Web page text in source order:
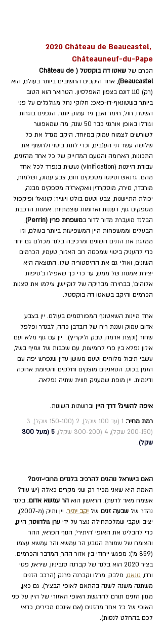
2020 Château de Beaucastel,
Châteauneuf-du-Pape
הכרם של
שאטו דה בוקסטל (Château de
Beaucastel) , אחד היקבים החשובים ביותר בעולם, הוא
(רק) 110 דונם בצפון האפלסיון. הטרואר הוא הטוב
ביותר בשטונאף-דו-פאפ: חלוקי נחל מגולגלים על פני
השטח, חול, חימר ואבן גיר עמוק יותר. הגפנים בוגרות
וגודלו באופן אורגני כבר 50 שנה, מה שמאפשר
לשורשים לצמוח עמוק במיוחד. היקב מגדל את כל
שלושה עשר זני הענבים, וכדי לתת ביטוי ולחשוף את
התכונות, הארומה והטעם המדוייק של כל אחד מהזנים,
עבודת הייננות (vinification) נעשית בנפרד לכל אחד
מהם. גרנאש וסינסו מספקים חום, צבע עמוק, ושלמות,
מורבדר, סירה, מוסקרדין וואקארז'ה מספקים מבנה,
יכולת התיישנות, צבע וטעם בולט וישיר; קונואז' ופיקפול
מספקים גוף, רעננות וארומות עוצמתיות. אמנות הרכבת
הבלנד מועברת מדור לדור במשפחת פרין (Perrin)
,
הבעלים וממשפחות היין המשפיעות ביותר בעולם, וזו
ממזגת את הזנים השונים ומרכיבה בלנד מכולם גם יחד
כדי להעניק ביטוי שמכסה רוב האזור, טעמיו, הכרמים
השונים, ואולי גם את ההיסטוריה שלו. התוצאה היא
יצירת אמנות של ממש, עד כדי כך שאפילו ב'טיפות
אלוהים', בבחירה מבריקה של לוקיישן, צילמו את סצנות
הכרמים והיקב בשאטו דה בוקסטל.
אחד מיינות השאטונף המפורסמים בעולם. יין בצבע
אדום עמוק ועננת ריח של דובדבן כהה, לבנדר ופלפל
שחור (וקצת אדמה, טבק וליקריץ). יין עם גוף מלא ועם
איזון נפלא בין פרי לחמיצות, עם שכבות של שזיף בשל,
עשבי תיבול מלוחים וטעם מעושן עדין שנפרש יפה עם
הזמן בכוס. הטאנינים מוצקים וחלקים והסיומת ארוכה
ודינמית. יין מופת שמעניק חווית שתיה נפלאה.
איפה להשיג? דרך היין וברשתות השונות.
רמת מחיר:
(200-150 שקל),
שקל).
האם בישראל נוהגים להרכיב בלנדים מרובי-זנים?
האמת היא שאני מכיר רק שני מקרים כאלה (יש עוד?
אשמח מאד לדעת). הראשון הוא הר עמשא אדום; בלנד
נהדר של שבעה זנים של יקב יתיר
. יין ותיק (מ-2007),
יציב ועקבי שמלכתחילה נוצר על ידי ערן גולדווסר, היינן,
כדי להבליט את האופי 'היתירי', הנוף הפראי, ההר
והצומח של שמורת הטבע הר עמשא והר עמשא עצמו
(859 מ'); מפגש ייחודי בין אזור ההר, המדבר והכרמים.
בציר 2020 הוא בלנד של קברנה סוביניון, שיראז, פטי
ורדו, טנאט, מלבק, מרלו וקברנה פרנק (הרכב הזנים
משתנה משנה לשנה בהתאם לאופי הבציר). גם כאן,
מגוון הזנים תורם להדגשת האופי האזורי של היין על פני
האופי של כל אחד מהזנים (אם אינכם מכירים, כדאי
לכם בהחלט לנסות).